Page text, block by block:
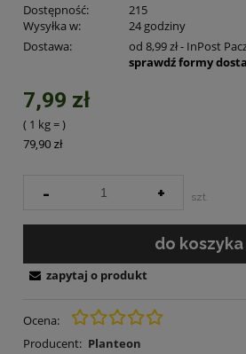
Dostępność:
215
Wysyłka w:
24 godziny
Dostawa:
od 8,99 zł- InPost
sprawdź formy
7,99 zł
( 1 kg=
79,90 zł
)
- + szt.
do koszyka
Ocena:
Producent: Planteon
zapytaj o produkt